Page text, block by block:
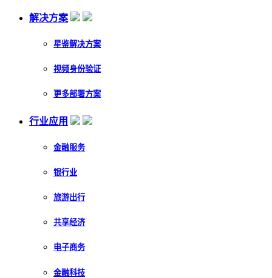
解决方案
星鉴解决方案
视频身份验证
更多部署方案
行业应用
金融服务
银行业
旅游出行
共享经济
电子商务
金融科技